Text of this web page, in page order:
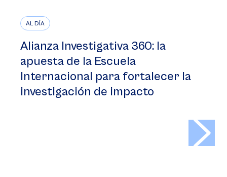
AL DÍA
Alianza Investigativa 360: la
apuesta de la Escuela
Internacional para fortalecer la
investigación de impacto